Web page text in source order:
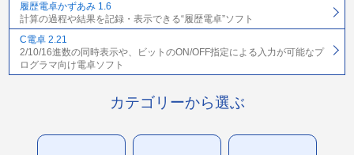
履歴電卓かずあみ 1.6
計算の過程や結果を記録・表示できる“履歴電卓”ソフト
C電卓 2.21
2/10/16進数の同時表示や、ビットのON/OFF指定による入力が可能なプ
ログラマ向け電卓ソフト
カテゴリーから選ぶ